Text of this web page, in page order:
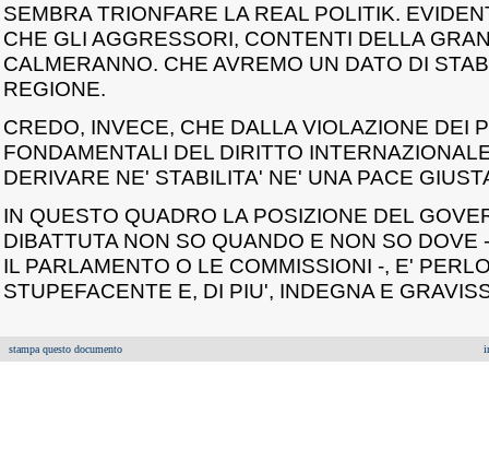
SEMBRA TRIONFARE LA REAL POLITIK.
CHE GLI AGGRESSORI, CONTENTI DELLA
CALMERANNO. CHE AVREMO UN DATO DI
REGIONE.
CREDO, INVECE, CHE DALLA VIOLAZIONE DEI
FONDAMENTALI DEL DIRITTO
DERIVARE NE' STABILITA' NE' UNA PACE
IN QUESTO QUADRO LA POSIZIONE DEL
DIBATTUTA NON SO QUANDO E NON SO DOVE
IL PARLAMENTO O LE COMMISSIONI -, E'
STUPEFACENTE E, DI PIU', INDEGNA E
stampa questo documento